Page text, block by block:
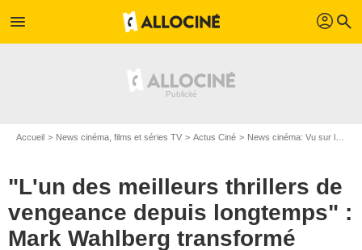
menu profil search
Accueil News cinéma, films et séries TV Actus Ciné News cinéma: Vu sur le web
"L'un des meilleurs thrillers de
vengeance depuis longtemps" :
Mark Wahlberg transformé